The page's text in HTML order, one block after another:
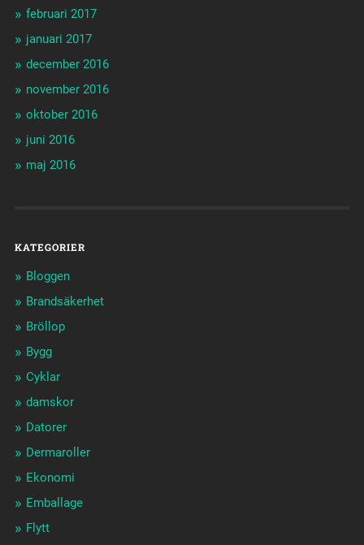
februari 2017
januari 2017
december 2016
november 2016
oktober 2016
juni 2016
maj 2016
KATEGORIER
Bloggen
Brandsäkerhet
Bröllop
Bygg
Cyklar
damskor
Datorer
Dermaroller
Ekonomi
Emballage
Flytt